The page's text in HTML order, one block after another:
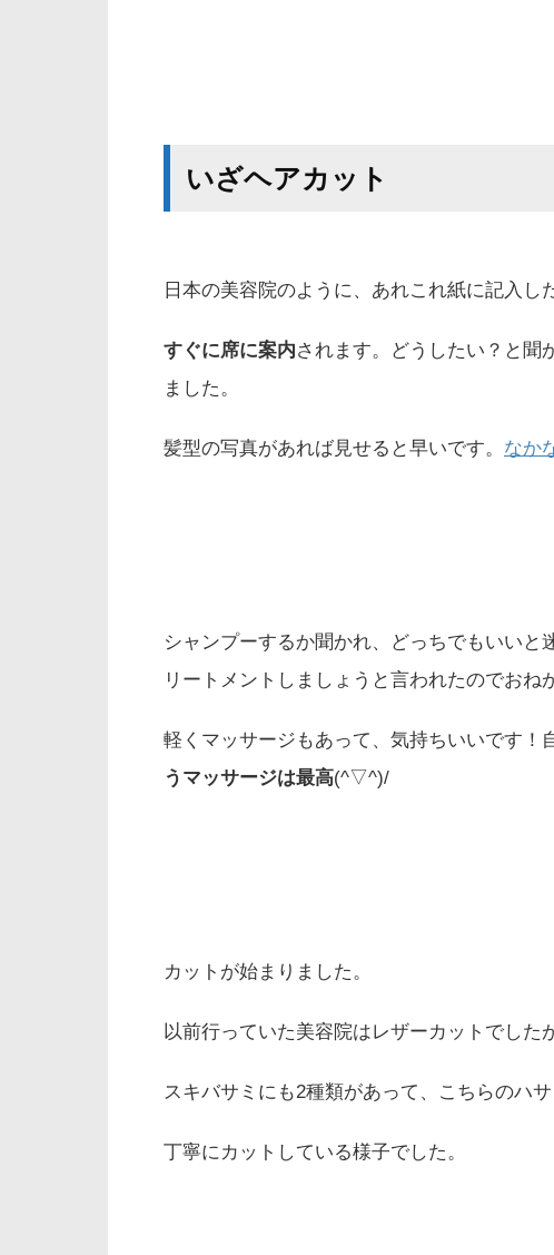
いざヘアカット
日本の美容院のように、あれこれ紙に記入し
すぐに席に案内されます。どうしたい？と聞
ました。
髪型の写真があれば見せると早いです。 なか
シャンプーするか聞かれ、どっちでもいいと
リートメントしましょうと言われたのでおね
軽くマッサージもあって、気持ちいいです！
うマッサージは最高(^▽^)/
カットが始まりました。
以前行っていた美容院はレザーカットでした
スキバサミにも2種類があって、こちらのハ
丁寧にカットしている様子でした。